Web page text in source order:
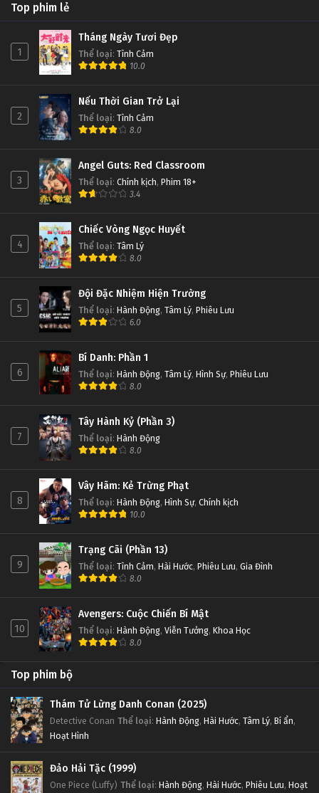
Top phim lẻ
1
Tháng Ngày Tươi Đẹp
Thể loại: Tình Cảm
10.0
2
Nếu Thời Gian Trở Lại
Thể loại: Tình Cảm
8.0
3
Angel Guts: Red Classroom
Thể loại: Chính kịch, Phim 18+
3.4
4
Chiếc Vòng Ngọc Huyết
Thể loại: Tâm Lý
8.0
5
Đội Đặc Nhiệm Hiện Trường
Thể loại: Hành Động, Tâm Lý, Phiêu Lưu
6.0
6
Bí Danh: Phần 1
Thể loại: Hành Động, Tâm Lý, Hình Sự, Phiêu Lưu
8.0
7
Tây Hành Kỷ (Phần 3)
Thể loại: Hành Động
8.0
8
Vây Hãm: Kẻ Trừng Phạt
Thể loại: Hành Động, Hình Sự, Chính kịch
10.0
9
Trạng Cãi (Phần 13)
Thể loại: Tình Cảm, Hài Hước, Phiêu Lưu, Gia Đình
8.0
10
Avengers: Cuộc Chiến Bí Mật
Thể loại: Hành Động, Viễn Tưởng, Khoa Học
8.0
Top phim bộ
Thám Tử Lừng Danh Conan (2025)
Detective Conan Thể loại: Hành Động, Hài Hước, Tâm Lý, Bí ẩn,
Hoạt Hình
Đảo Hải Tặc (1999)
One Piece (Luffy) Thể loại: Hành Động, Hài Hước, Phiêu Lưu, Hoạt